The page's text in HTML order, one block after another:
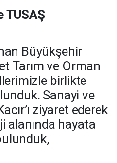
TUSAŞ
Büyükşehir
Tarım ve Orman
birlikte
Sanayi ve
ziyaret ederek
alanında hayata